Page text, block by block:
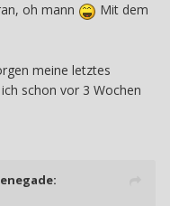
oh mann
Mit dem
meine letztes
schon vor 3 Wochen
: